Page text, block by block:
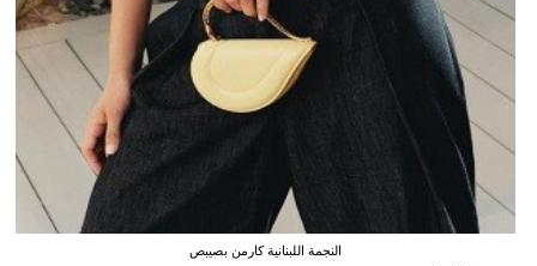
النجمة اللبنانية كارمن بصيبص